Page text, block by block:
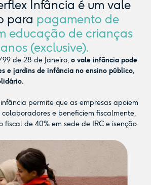
Infância é um vale
para pagamento de
educação de crianças
(exclusive).
de 28 de Janeiro,o vale infância pode
e jardins de infância no ensino público,
permite que as empresas apoiem
colaboradores e beneficiem fiscalmente,
fiscal de 40% em sede de IRC e isenção